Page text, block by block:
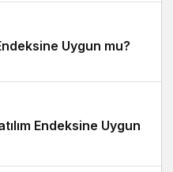
Uygun mu?
Endeksine Uygun